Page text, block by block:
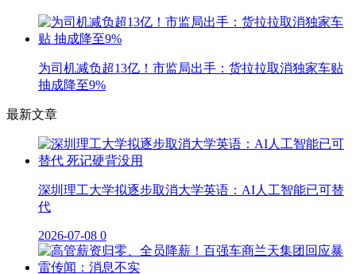
为司机减负超13亿！市监局出手：货拉拉取消独家车贴
抽成降至9%
最新文章
深圳理工大学拟逐步取消大学英语：AI人工智能已可替
代
2026-07-08 0